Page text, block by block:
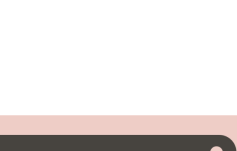
】的傳說嗎？用雙氧淨化噴霧,逆轉...
頭皮洗乾淨！」 但事實是70%的頭皮問題是洗出來的...